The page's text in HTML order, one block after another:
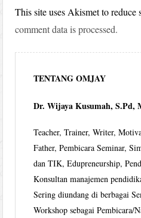
This site uses Akismet to reduce
comment data is processed.
TENTANG OMJAY
Dr. Wijaya Kusumah, S.Pd,
Teacher, Trainer, Writer,
Father, Pembicara Seminar,
dan TIK, Edupreneurship,
Konsultan manajemen
Sering diundang di berbagai
Workshop sebagai Pembicara/